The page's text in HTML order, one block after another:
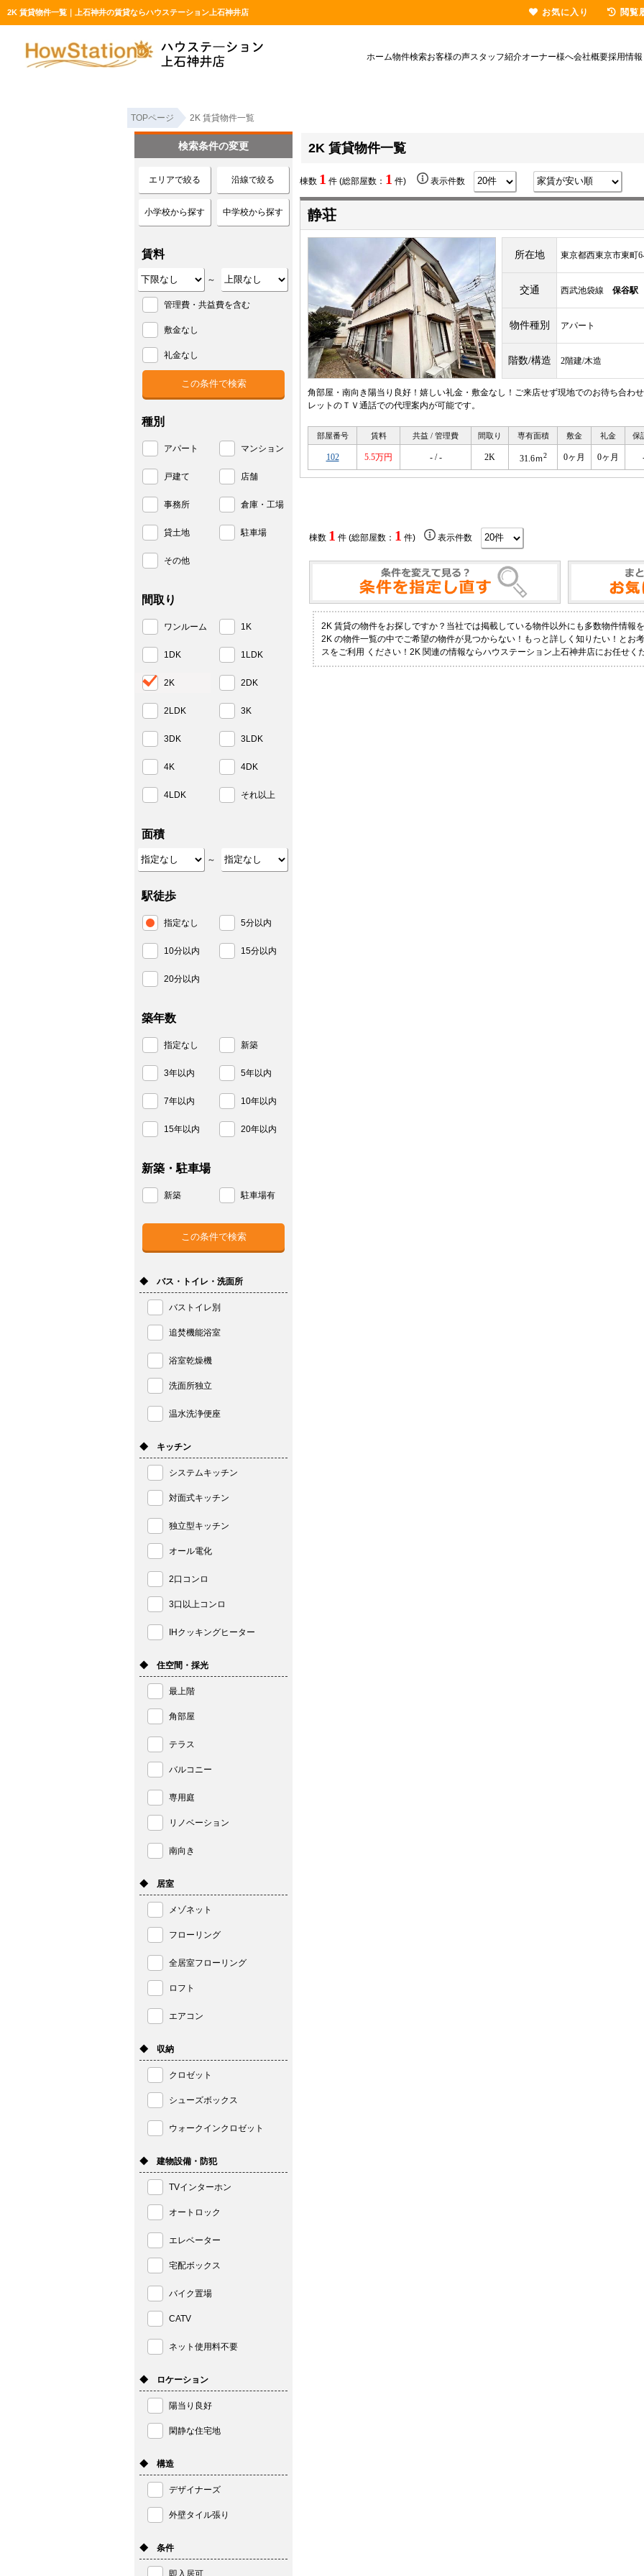
2K 賃貸物件一覧｜上石神井の賃貸ならハウステーション上石神井店
ホーム物件検索お客様の声スタッフ紹介オーナー様へ会社概要採用情報
TOPページ 2K 賃貸物件一覧
2K 賃貸物件一覧
棟数 1 件 (総部屋数： 1 件) 表示件数
静荘
所在地 東京都西東京市東町
交通 西武池袋線 保谷駅
物件種別 アパート
階数/構造 2階建/木造
角部屋・南向き陽当り良好！嬉しい礼金・敷金なし！ご来店せず現地でのお待ち合わ
レットのＴＶ通話での代理案内が可能です。
部屋番号 賃料 共益 / 管理費 間取り 専有面積 敷金 礼金 保
102 5.5万円 - / - 2K 31.6ｍ2 0ヶ月 0ヶ月
棟数 1 件 (総部屋数： 1 件) 表示件数
2K 賃貸の物件をお探しですか？当社では掲載している物件以外にも多数物件情報
2K の物件一覧の中でご希望の物件が見つからない！もっと詳しく知りたい！とお
スをご利用 ください！2K 関連の情報ならハウステーション上石神井店にお任せく
検索条件の変更
エリアで絞る 沿線で絞る
小学校から探す 中学校から探す
賃料
～
管理費・共益費を含む
敷金なし
礼金なし
種別
アパート マンション
戸建て 店舗
事務所 倉庫・工場
貸土地 駐車場
その他
間取り
ワンルーム 1K
1DK 1LDK
2K 2DK
2LDK 3K
3DK 3LDK
4K 4DK
4LDK それ以上
面積
～
駅徒歩
指定なし 5分以内
10分以内 15分以内
20分以内
築年数
指定なし 新築
3年以内 5年以内
7年以内 10年以内
15年以内 20年以内
新築・駐車場
新築 駐車場有
◆ バス・トイレ・洗面所
バストイレ別
追焚機能浴室
浴室乾燥機
洗面所独立
温水洗浄便座
◆ キッチン
システムキッチン
対面式キッチン
独立型キッチン
オール電化
2口コンロ
3口以上コンロ
IHクッキングヒーター
◆ 住空間・採光
最上階
角部屋
テラス
バルコニー
専用庭
リノベーション
南向き
◆ 居室
メゾネット
フローリング
全居室フローリング
ロフト
エアコン
◆ 収納
クロゼット
シューズボックス
ウォークインクロゼット
◆ 建物設備・防犯
TVインターホン
オートロック
エレベーター
宅配ボックス
バイク置場
CATV
ネット使用料不要
◆ ロケーション
陽当り良好
閑静な住宅地
◆ 構造
デザイナーズ
外壁タイル張り
◆ 条件
即入居可
お気に入り 閲覧